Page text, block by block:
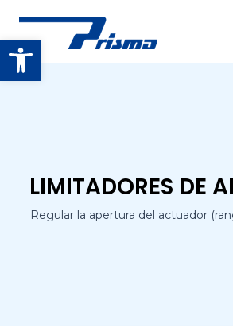
Open toolbar
LIMITADORES DE
Regular la apertura del actuador